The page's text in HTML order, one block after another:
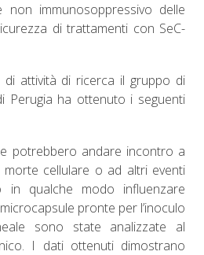
non immunosoppressivo delle
di trattamenti con SeC-
attività di ricerca il gruppo di
Perugia ha ottenuto i seguenti
potrebbero andare incontro a
morte cellulare o ad altri eventi
in qualche modo influenzare
pronte per l’inoculo
sono state analizzate al
I dati ottenuti dimostrano